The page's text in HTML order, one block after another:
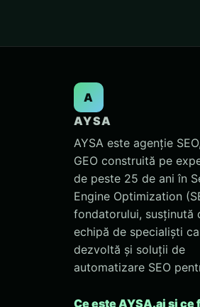
A
AYSA
AYSA este agenție
GEO construită pe
de peste 25 de ani în
Engine Optimization
fondatorului, susținută
echipă de specialiști
dezvoltă și soluții de
automatizare SEO
Ce este AYSA.ai și ce